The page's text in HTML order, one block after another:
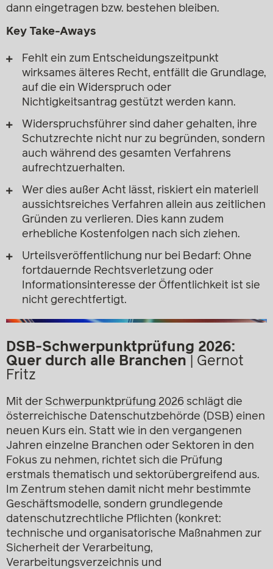
dann eingetragen bzw. bestehen bleiben.
Key Take-Aways
Fehlt ein zum Entscheidungszeitpunkt
wirksames älteres Recht, entfällt die Grundlage,
auf die ein Widerspruch oder
Nichtigkeitsantrag gestützt werden kann.
Widerspruchsführer sind daher gehalten, ihre
Schutzrechte nicht nur zu begründen, sondern
auch während des gesamten Verfahrens
aufrechtzuerhalten.
Wer dies außer Acht lässt, riskiert ein materiell
aussichtsreiches Verfahren allein aus zeitlichen
Gründen zu verlieren. Dies kann zudem
erhebliche Kostenfolgen nach sich ziehen.
Urteilsveröffentlichung nur bei Bedarf: Ohne
fortdauernde Rechtsverletzung oder
Informationsinteresse der Öffentlichkeit ist sie
nicht gerechtfertigt.
DSB-Schwerpunktprüfung 2026:
Quer durch alle Branchen
Gernot
Fritz
Mit der Schwerpunktprüfung 2026 schlägt die
österreichische Datenschutzbehörde (DSB) einen
neuen Kurs ein. Statt wie in den vergangenen
Jahren einzelne Branchen oder Sektoren in den
Fokus zu nehmen, richtet sich die Prüfung
erstmals thematisch und sektorübergreifend aus.
Im Zentrum stehen damit nicht mehr bestimmte
Geschäftsmodelle, sondern grundlegende
datenschutzrechtliche Pflichten (konkret:
technische und organisatorische Maßnahmen zur
Sicherheit der Verarbeitung,
Verarbeitungsverzeichnis und